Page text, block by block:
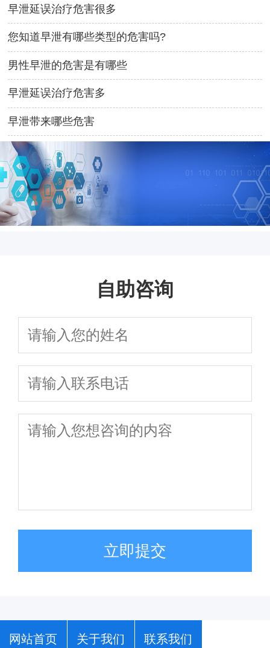
早泄延误治疗危害很多
您知道早泄有哪些类型的危害吗?
男性早泄的危害是有哪些
早泄延误治疗危害多
早泄带来哪些危害
自助咨询
立即提交
网站首页 关于我们 联系我们